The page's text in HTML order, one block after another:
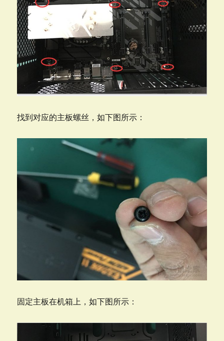
找到对应的主板螺丝，如下图所示：
固定主板在机箱上，如下图所示：